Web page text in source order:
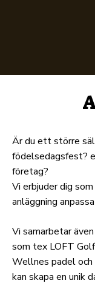
Är du ett större
födelsedagsfest?
företag?
Vi erbjuder dig
anläggning
Vi samarbetar
som tex LOFT
Wellnes padel
kan skapa en unik